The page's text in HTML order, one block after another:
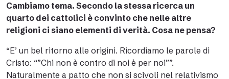
Cambiamo tema. Secondo la stessa ricerca un
quarto dei cattolici è convinto che nelle altre
religioni ci siano elementi di verità. Cosa ne pensa?
“E’ un bel ritorno alle origini. Ricordiamo le parole di
Cristo: “”Chi non è contro di noi è per noi””.
Naturalmente a patto che non si scivoli nel relativismo